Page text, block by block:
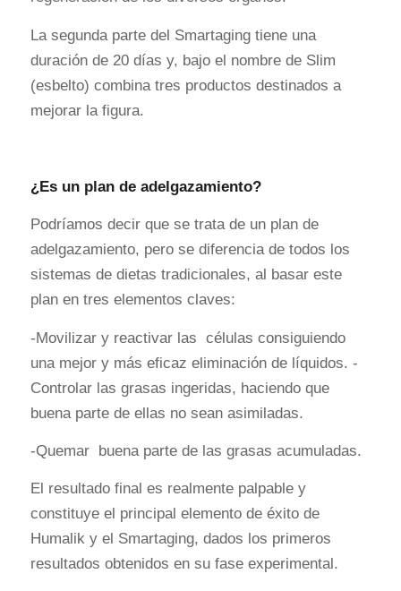
La segunda parte del Smartaging tiene una
duración de 20 días y, bajo el nombre de Slim
(esbelto) combina tres productos destinados a
mejorar la figura.
¿Es un plan de adelgazamiento?
Podríamos decir que se trata de un plan de
adelgazamiento, pero se diferencia de todos los
sistemas de dietas tradicionales, al basar este
plan en tres elementos claves:
-Movilizar y reactivar las células consiguiendo
una mejor y más eficaz eliminación de líquidos. -
Controlar las grasas ingeridas, haciendo que
buena parte de ellas no sean asimiladas.
-Quemar buena parte de las grasas acumuladas.
El resultado final es realmente palpable y
constituye el principal elemento de éxito de
Humalik y el Smartaging, dados los primeros
resultados obtenidos en su fase experimental.